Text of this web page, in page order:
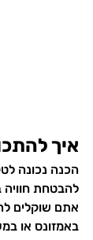
איך
הכנה נכונה
להבטחת חוויה
אתם שוקלים
באמזונס או